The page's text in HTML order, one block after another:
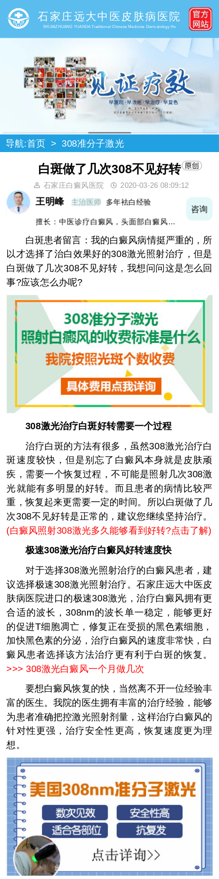
石家庄远大中医皮肤病医院
SHIJIAZHUANG YUANDA Traditional Chinese Medicine Dermatology Ho
导航:首页 > 308准分子激光
白斑做了几次308不见好转
石家庄白癜风医院 2020-03-26 08:09:12
王明峰 主治医师 多年袪白经验
擅长：中医诊疗白癜风，头面部白癜风，青
咨询
白斑患者留言：我的白癜风病情挺严重的，所
以才选择了治白效果好的308激光照射治疗，但是
白斑做了几次308不见好转，我想问问这是怎么回
事?应该怎么办呢?
308激光治疗白斑好转需要一个过程
治疗白斑的方法有很多，虽然308激光治疗白
斑速度较快，但是别忘了白癜风本身就是皮肤顽
疾，需要一个恢复过程，不可能是照射几次308激
光就能有多明显的好转。而且患者的病情比较严
重，恢复起来更需要一定的时间。所以白斑做了几
次308不见好转是正常的，建议您继续坚持治疗。
(白癜风照射308激光多久能够看到好转?点击了解)
极速308激光治疗白癜风好转速度快
对于选择308激光照射治疗的白癜风患者，建
议选择极速308激光照射治疗。石家庄远大中医皮
肤病医院进口的极速308激光，治疗白癜风拥有更
合适的波长，308nm的波长单一稳定，能够更好
的促进T细胞凋亡，修复正在受损的黑色素细胞，
加快黑色素的分泌，治疗白癜风的速度非常快，白
癜风患者选择该方法治疗更有利于白斑的恢复。
>>> 308激光白癜风一个月做几次
要想白癜风恢复的快，当然离不开一位经验丰
富的医生。我院的医生拥有丰富的治疗经验，能够
为患者准确把控激光照射剂量，这样治疗白癜风的
针对性更强，治疗安全性更高，恢复速度更为理
想。